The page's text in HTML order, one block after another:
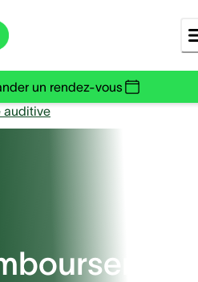
un rendez-vous
auditive